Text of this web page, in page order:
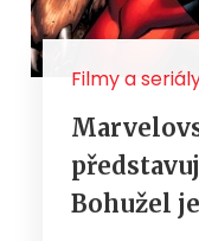
Filmy a
Bohužel